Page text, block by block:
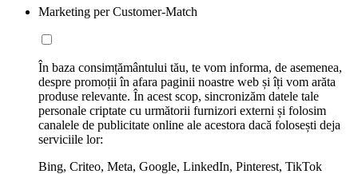
Marketing per Customer-Match
În baza consimțământului tău, te vom informa, de asemenea,
despre promoții în afara paginii noastre web și îți vom arăta
produse relevante. În acest scop, sincronizăm datele tale
personale criptate cu următorii furnizori externi și folosim
canalele de publicitate online ale acestora dacă folosești deja
serviciile lor:
Bing, Criteo, Meta, Google, LinkedIn, Pinterest, TikTok